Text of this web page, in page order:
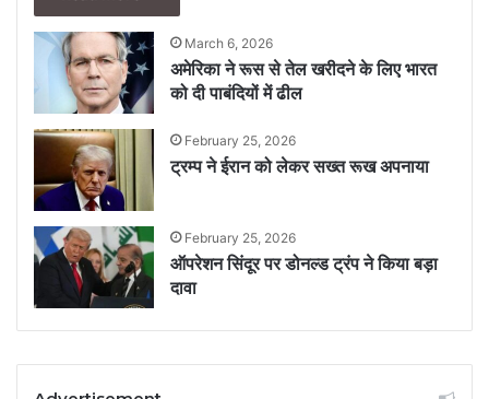
March 6, 2026
अमेरिका ने रूस से तेल खरीदने के लिए भारत
को दी पाबंदियों में ढील
February 25, 2026
ट्रम्प ने ईरान को लेकर सख्त रूख अपनाया
February 25, 2026
ऑपरेशन सिंदूर पर डोनल्ड ट्रंप ने किया बड़ा
दावा